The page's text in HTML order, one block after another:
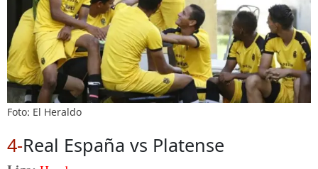
Foto: El Heraldo
4-Real España vs Platense